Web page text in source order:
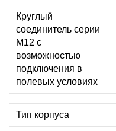
Круглый
соединитель серии
M12 с
возможностью
подключения в
полевых условиях
Тип корпуса